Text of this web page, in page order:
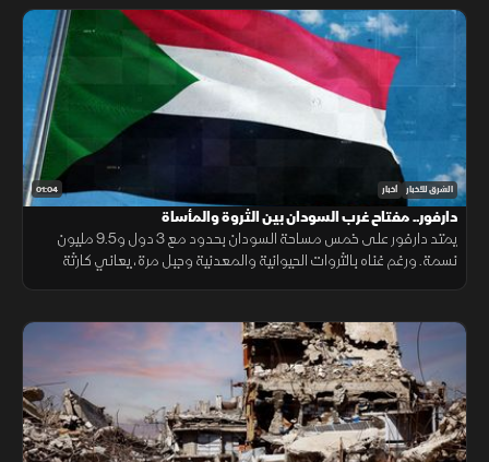
01:04 الشرق للأخبار أخبار
دارفور.. مفتاح غرب السودان بين الثروة والمأساة
يمتد دارفور على خمس مساحة السودان بحدود مع 3 دول و9.5 مليون
نسمة. ورغم غناه بالثروات الحيوانية والمعدنية وجبل مرة، يعاني كارثة